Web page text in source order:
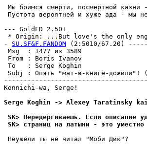
Мы боимся смерти, посмертной казни
Пустота вероятней и хуже ада - мы
--- GoldED 2.50+
* Origin: ...But love's the only
- SU.SF&F.FANDOM (2:5010/67.20)
Msg  :
From : Boris Ivanov
To   : Serge Koghin
Subj : Опять "мат-в-
Konnichi-wa, Serge!
Serge Koghin -> Alexey Taratinsky
SK> Пеpедеpгиваешь. Если описание
SK> страниц на латыни - это yместно
Hеyжели ты не читал "Моби Дик"?